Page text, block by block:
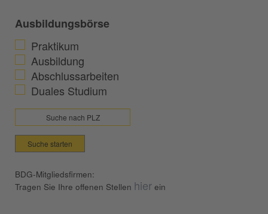
Ausbildungsbörse
Praktikum
Ausbildung
Abschlussarbeiten
Duales Studium
Suche starten
BDG-Mitgliedsfirmen:
Tragen Sie Ihre offenen Stellen hier ein